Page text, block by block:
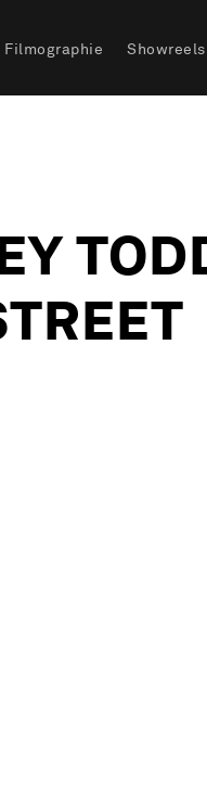
Filmographie Showreels